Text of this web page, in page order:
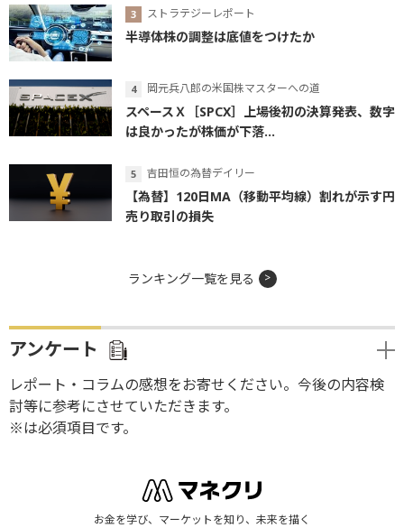
ストラテジーレポート
半導体株の調整は底値をつけたか
岡元兵八郎の米国株マスターへの道
スペースＸ［SPCX］上場後初の決算発表、数字
は良かったが株価が下落...
吉田恒の為替デイリー
【為替】120日MA（移動平均線）割れが示す円
売り取引の損失
ランキング一覧を見る
アンケート
レポート・コラムの感想をお寄せください。今後の内容検
討等に参考にさせていただきます。
※は必須項目です。
お金を学び、マーケットを知り、未来を描く